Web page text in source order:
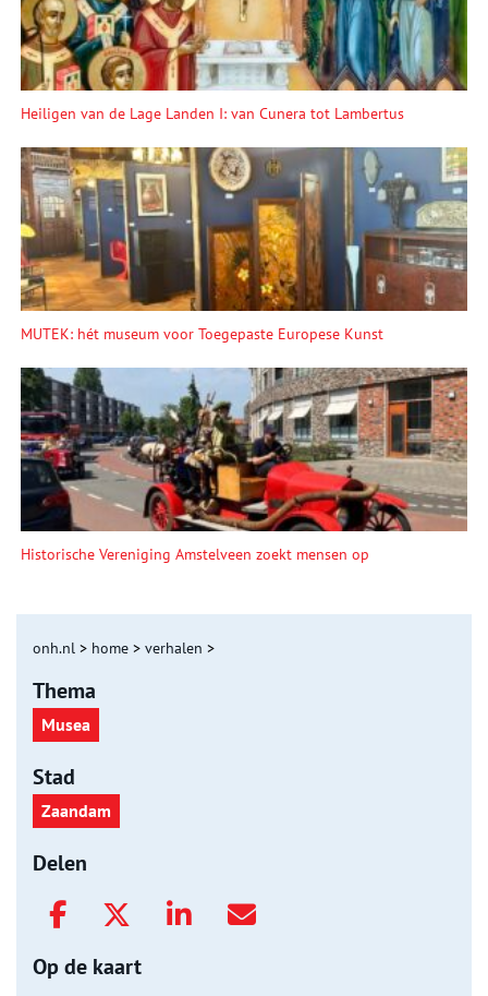
Heiligen van de Lage Landen I: van Cunera tot Lambertus
MUTEK: hét museum voor Toegepaste Europese Kunst
Historische Vereniging Amstelveen zoekt mensen op
onh.nl > home > verhalen >
Thema
Musea
Stad
Zaandam
Delen
Op de kaart